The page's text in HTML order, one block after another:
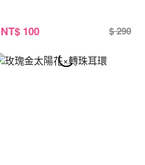
NT$ 100 $ 290